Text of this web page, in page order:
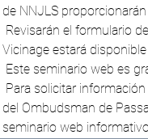
de NNJLS
Vicinage estará
Este seminario web es
del Ombudsman de
seminario web